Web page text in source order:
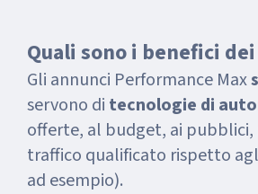
Quali sono i benefici
Gli annunci Performance Max
servono di tecnologie di
offerte, al budget, ai
traffico qualificato rispetto
ad esempio).